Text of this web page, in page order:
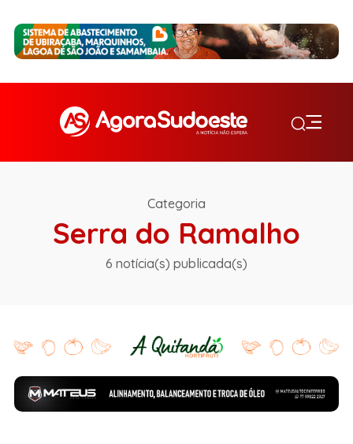
Categoria
Serra do Ramalho
6 notícia(s) publicada(s)